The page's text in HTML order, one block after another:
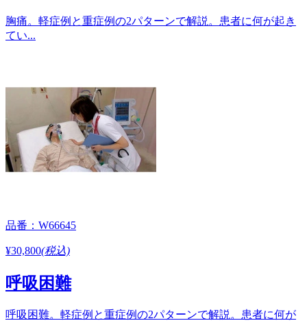
胸痛。軽症例と重症例の2パターンで解説。患者に何が起き
てい...
品番：W66645
¥30,800(税込)
呼吸困難
呼吸困難。軽症例と重症例の2パターンで解説。患者に何が